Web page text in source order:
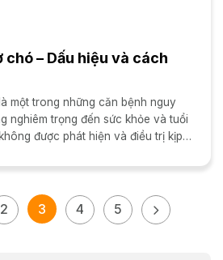
chó – Dấu hiệu và cách
một trong những căn bệnh nguy
nghiêm trọng đến sức khỏe và tuổi
được phát hiện và điều trị kịp
2 3 4 5